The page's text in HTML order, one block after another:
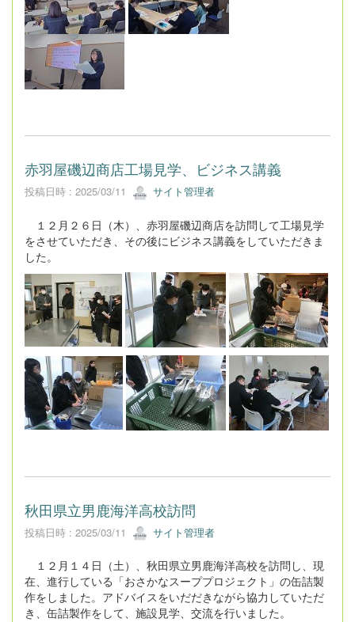
赤羽屋磯辺商店工場見学、ビジネス講義
投稿日時 : 2025/03/11 サイト管理者
１２月２６日（木）、赤羽屋磯辺商店を訪問して工場見学
をさせていただき、その後にビジネス講義をしていただきま
した。
秋田県立男鹿海洋高校訪問
投稿日時 : 2025/03/11 サイト管理者
１２月１４日（土）、秋田県立男鹿海洋高校を訪問し、現
在、進行している「おさかなスーププロジェクト」の缶詰製
作をしました。アドバイスをいだだきながら協力していただ
き、缶詰製作をして、施設見学、交流を行いました。